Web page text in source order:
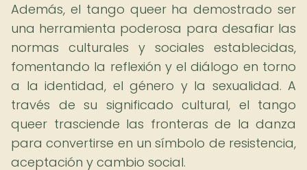
Además, el tango queer ha demostrado ser
una herramienta poderosa para desafiar las
normas culturales y sociales establecidas,
fomentando la reflexión y el diálogo en torno
a la identidad, el género y la sexualidad. A
través de su significado cultural, el tango
queer trasciende las fronteras de la danza
para convertirse en un símbolo de resistencia,
aceptación y cambio social.